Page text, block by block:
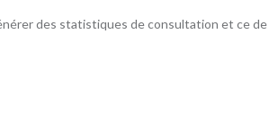
des statistiques de consultation et ce de